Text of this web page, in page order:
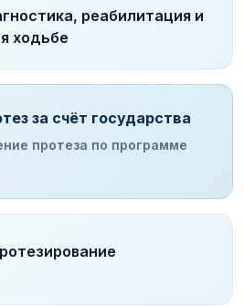
реабилитация и
ходьбе
за счёт государства
протеза по программе